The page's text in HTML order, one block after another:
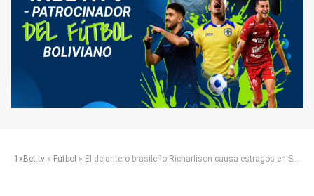
1xBet.tv » Fútbol » El delantero brasileño Richarlison causa estragos en Singapur con un triplete en la segunda parte (vídeo)